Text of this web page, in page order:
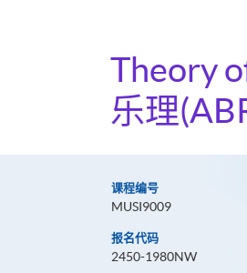
Theory
乐理
课程编号
MUSI9009
报名代码
2450-1980NW